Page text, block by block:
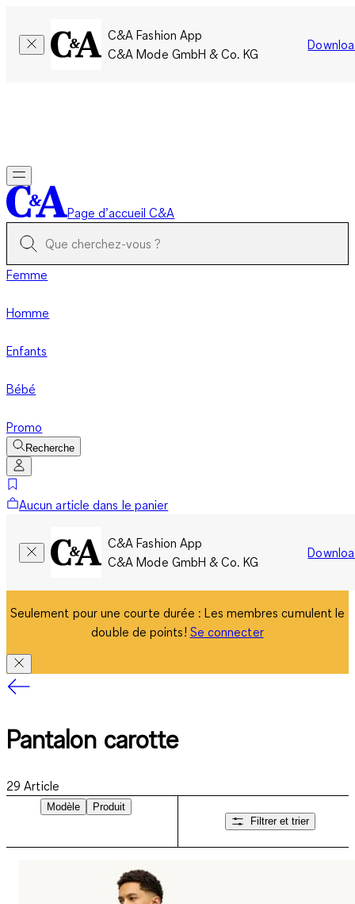
C&A Fashion App
C&A Mode GmbH & Co. KG
Page d’accueil C&A
Femme
Homme
Enfants
Bébé
Promo
Recherche
Aucun article dans le panier
C&A Fashion App
C&A Mode GmbH & Co. KG
Seulement pour une courte durée : Les membres cumulent le
double de points! Se connecter
Pantalon carotte
29 Article
Modèle
Produit
Filtrer et trier